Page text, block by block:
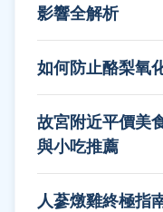
影響全解析
如何防止酪梨氧
故宮附近平價美
與小吃推薦
人蔘燉雞終極指